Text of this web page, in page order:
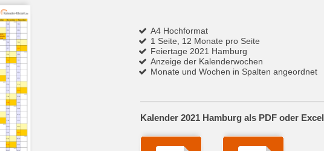
A4 Hochformat
1 Seite, 12 Monate pro Seite
Feiertage 2021 Hamburg
Anzeige der Kalenderwochen
Monate und Wochen in Spalten angeordnet
Kalender 2021 Hamburg als PDF oder Excel